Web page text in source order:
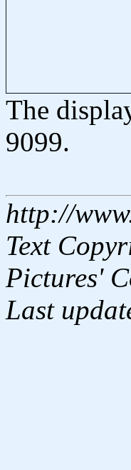
The
9099.
http://
Text
Pictures'
Last